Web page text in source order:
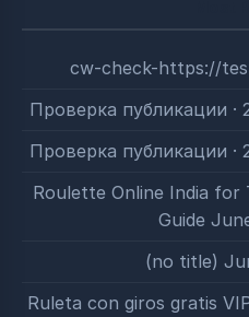
cw-check-https://
Проверка публикации ·
Проверка публикации ·
Roulette Online India for
Guide
(no title)
Ruleta con giros gratis